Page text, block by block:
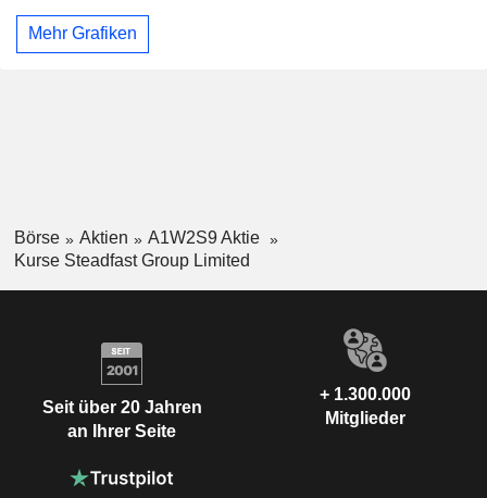
Mehr Grafiken
Börse Aktien
A1W2S9 Aktie
Kurse Steadfast Group Limited
Seit über 20 Jahren
an Ihrer Seite
+ 1.300.000
Mitglieder